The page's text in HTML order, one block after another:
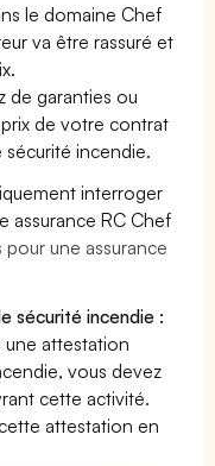
le domaine Chef
va être rassuré et
de garanties ou
de votre contrat
sécurité incendie.
interroger
assurance RC Chef
pour une assurance
sécurité incendie :
une attestation
vous devez
cette activité.
attestation en